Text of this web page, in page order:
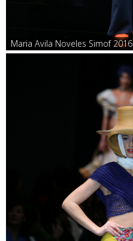
Maria Avila Noveles Simof 2016